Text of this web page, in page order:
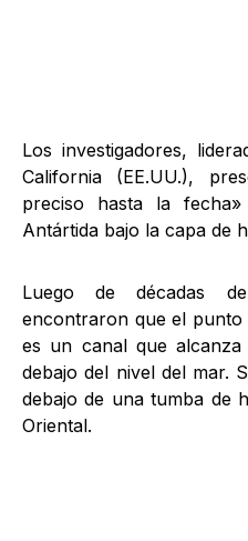
Los investigadores,
California (EE.UU.),
preciso hasta la
Antártida bajo la capa de
Luego de décadas
encontraron que el
es un canal que alcanza
debajo del nivel del mar.
debajo de una tumba de
Oriental.